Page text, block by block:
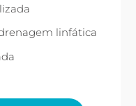
linfática